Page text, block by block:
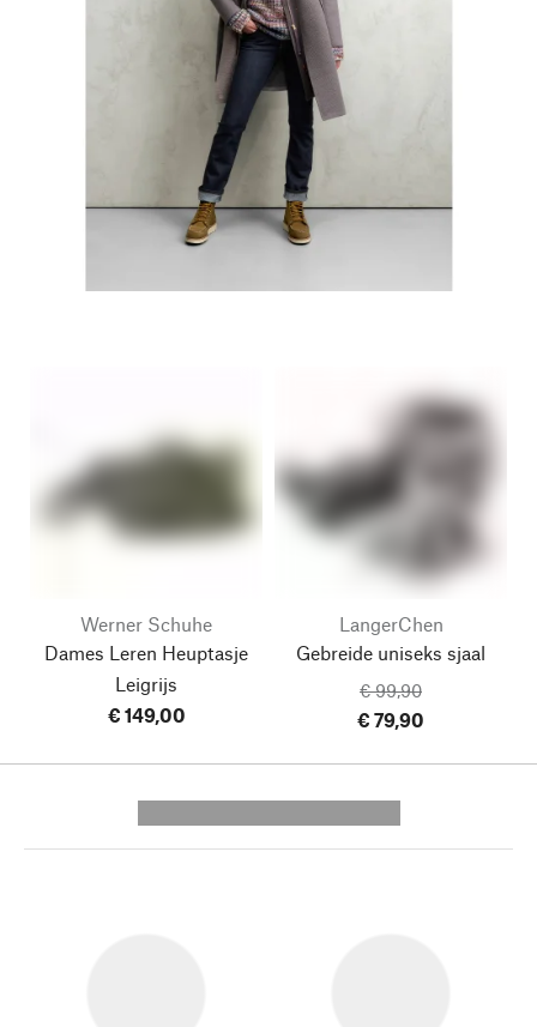
Werner Schuhe
Dames Leren Heuptasje
Leigrijs
€ 149,00
LangerChen
Gebreide uniseks sjaal
€ 99,90
€ 79,90